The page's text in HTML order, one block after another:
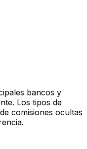
bancos y
Los tipos de
comisiones ocultas